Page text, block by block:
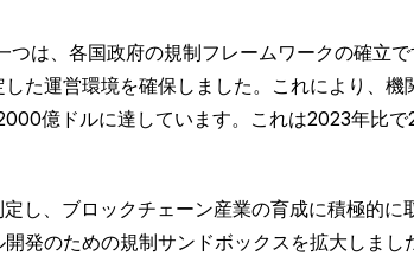
は、各国政府の規制フレームワークの確立
た運営環境を確保しました。これにより、
億ドルに達しています。これは2023年比
し、ブロックチェーン産業の育成に積極的
発のための規制サンドボックスを拡大しま